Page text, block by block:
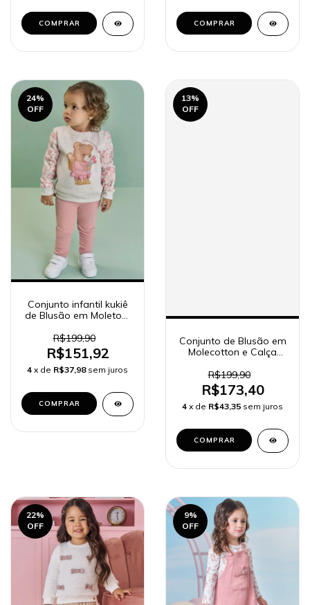
COMPRAR COMPRAR
24%
OFF
Conjunto infantil kukiê
de Blusão em Moletom
Canelado 90284 Kukiê
Bebê Menina
R$199,90
R$151,92
4 x de R$37,98 sem juros
COMPRAR
13%
OFF
Conjunto de Blusão em
Molecotton e Calça
Elastano 92141 Kukiê
Bebê Menina
R$199,90
R$173,40
4 x de R$43,35 sem juros
COMPRAR
22%
OFF
9%
OFF